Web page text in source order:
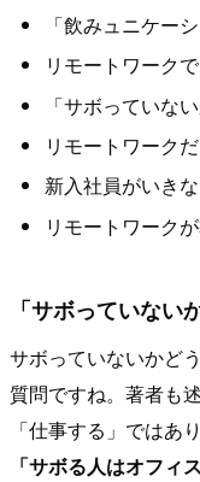
「飲みュニケー
リモートワーク
「サボっていな
リモートワーク
新入社員がいき
リモートワーク
「サボっていない
サボっていないかど
質問ですね。著者も
「仕事する」ではあ
「サボる人はオフィ